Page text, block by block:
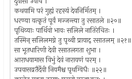
कथयामि परं गुह्यं रहस्यं देवनिर्मितम् ।
धरण्या यत्कृतं पूर्वं मज्जन्त्या तु रसातले ॥२०॥
पृथिव्याः पार्थिवो भावः सलिले नातिरेचितः ।
तस्मिन् सलिलमग्ने तु पृथ्वी प्रायाद् रसातलम् ॥२१॥
सा भूतधारिणी देवी रसातलगता शुभा ।
आराधयामास विभुं देवं नारायणं परम् ।
उपवासव्रतैर्देवी नियमैश्च पृथग्विधैः ॥२२॥